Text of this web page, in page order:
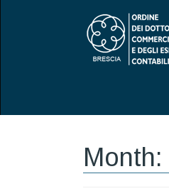
Month: